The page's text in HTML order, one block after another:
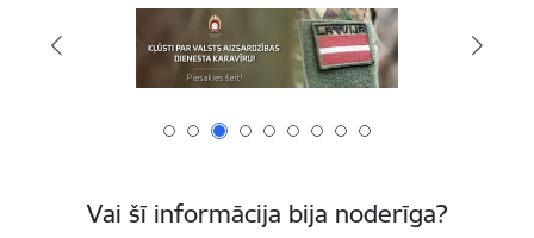
Vai šī informācija bija noderīga?